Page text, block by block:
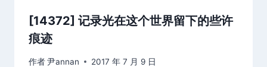
[14372] 记录光在这个世界留下的些许
痕迹
作者尹annan 2017 年 7 月 9 日